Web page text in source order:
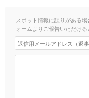
スポット情報に誤りがある
ォームよりご報告いただける